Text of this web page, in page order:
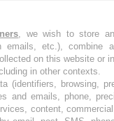
les semaines les
, we wish to store
emails, etc.), combine
on this website or
in other contexts.
(identifiers, browsing,
and emails, phone,
content,